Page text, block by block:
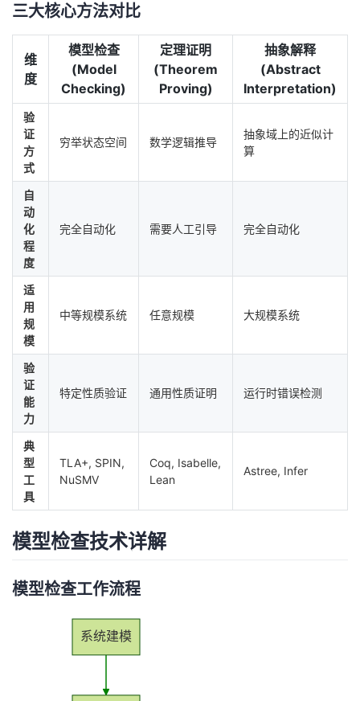
发
者
的
博
客
我
的
论
坛
我
的
圈
子
我
的
直
播
我
的
活
动
我
的
关
注
我
的
开
发
者
学
我
的
Programs
我
的
支
三大核心方法对比
维
度
模型检查
(Model
Checking)
定理证明
(Theorem
Proving)
抽象解释
(Abstract
Interpretation)
验
证
方
式
穷举状态空间 数学逻辑推导
抽象域上的近似计
算
自
动
化
程
度
完全自动化 需要人工引导 完全自动化
适
用
规
模
中等规模系统 任意规模 大规模系统
验
证
能
力
特定性质验证 通用性质证明 运行时错误检测
典
型
工
具
TLA+, SPIN,
NuSMV
Coq, Isabelle,
Lean
Astree, Infer
模型检查技术详解
模型检查工作流程
系统建模